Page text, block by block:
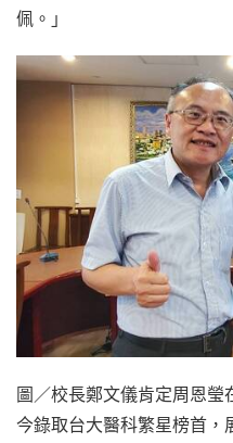
佩。」
圖／校長鄭文儀肯定周恩
今錄取台大醫科繁星榜首，